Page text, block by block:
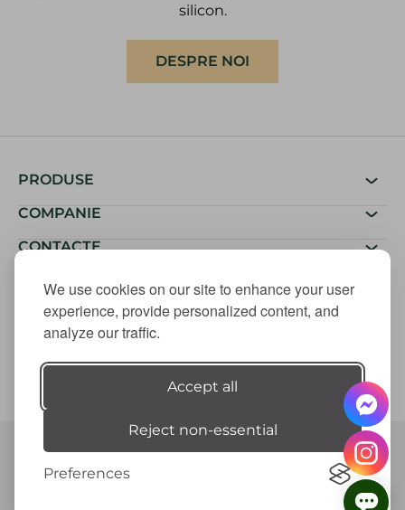
We use cookies on our site to enhance your user
experience, provide personalized content, and
analyze our traffic.
Accept all
Reject non-essential
Preferences
silicon.
DESPRE NOI
PRODUSE
COMPANIE
CONTACTE
© BradAcasa, 2026